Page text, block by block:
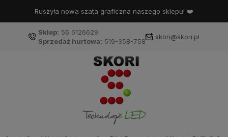
Ruszyła nowa szata graficzna naszego sklepu! ❤️
Sklep: 56 6126629
Sprzedaż hurtowa: 519-358-758
skori@skori.pl